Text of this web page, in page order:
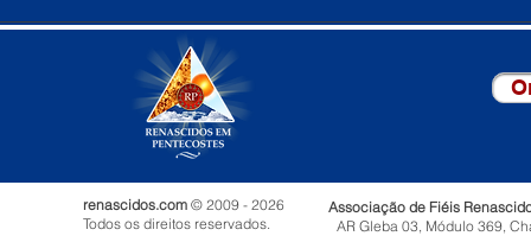
renascidos.com © 2009 - 2026
Todos os direitos reservados.
Associação de Fiéis
AR Gleba 03, Módulo 369,